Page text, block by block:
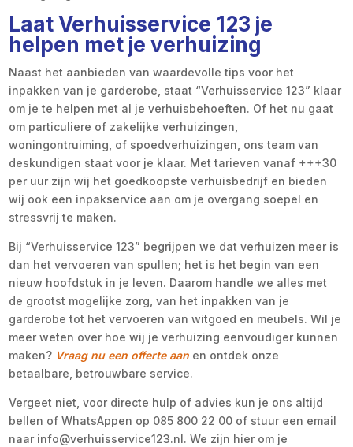
Laat Verhuisservice 123 je
helpen met je verhuizing
Naast het aanbieden van waardevolle tips voor het
inpakken van je garderobe, staat “Verhuisservice 123” klaar
om je te helpen met al je verhuisbehoeften. Of het nu gaat
om particuliere of zakelijke verhuizingen,
woningontruiming, of spoedverhuizingen, ons team van
deskundigen staat voor je klaar. Met tarieven vanaf +++30
per uur zijn wij het goedkoopste verhuisbedrijf en bieden
wij ook een inpakservice aan om je overgang soepel en
stressvrij te maken.
Bij “Verhuisservice 123” begrijpen we dat verhuizen meer is
dan het vervoeren van spullen; het is het begin van een
nieuw hoofdstuk in je leven. Daarom handle we alles met
de grootst mogelijke zorg, van het inpakken van je
garderobe tot het vervoeren van witgoed en meubels. Wil je
meer weten over hoe wij je verhuizing eenvoudiger kunnen
maken? Vraag nu een offerte aan en ontdek onze
betaalbare, betrouwbare service.
Vergeet niet, voor directe hulp of advies kun je ons altijd
bellen of WhatsAppen op 085 800 22 00 of stuur een email
naar info@verhuisservice123.nl. We zijn hier om je